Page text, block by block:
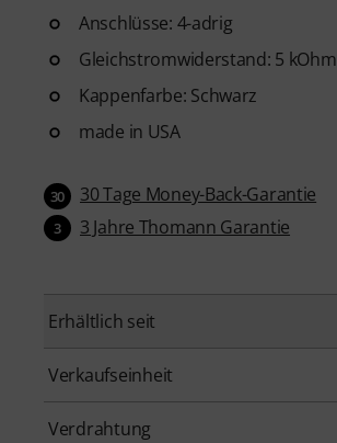
Anschlüsse: 4-adrig
Gleichstromwiderstand: 5 kOhm
Kappenfarbe: Schwarz
made in USA
30 30 Tage Money-Back-Garantie
3 3 Jahre Thomann Garantie
Erhältlich seit
Verkaufseinheit
Verdrahtung